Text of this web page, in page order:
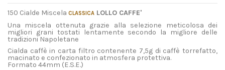
150 Cialde Miscela CLASSICA LOLLO CAFFE'
Una miscela ottenuta grazie alla selezione meticolosa dei
migliori grani tostati lentamente secondo la migliore delle
tradizioni Napoletane
Cialda caffè in carta filtro contenente 7,5g di caffè torrefatto,
macinato e confezionato in atmosfera protettiva.
Formato 44mm (E.S.E.)